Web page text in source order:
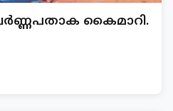
കൈമാറി.